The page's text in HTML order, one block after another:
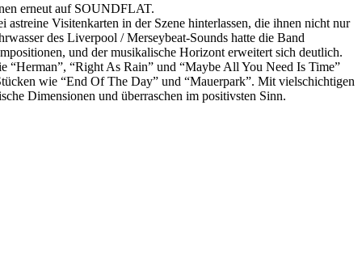
erneut auf SOUNDFLAT.
Visitenkarten in der Szene hinterlassen, die ihnen nicht nur
des Liverpool / Merseybeat-Sounds hatte die Band
und der musikalische Horizont erweitert sich deutlich.
“Herman”, “Right As Rain” und “Maybe All You Need Is Time”
wie “End Of The Day” und “Mauerpark”. Mit vielschichtigen
Dimensionen und überraschen im positivsten Sinn.